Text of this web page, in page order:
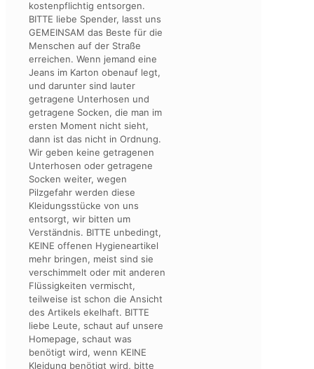
kostenpflichtig entsorgen.
BITTE liebe Spender, lasst uns
GEMEINSAM das Beste für die
Menschen auf der Straße
erreichen. Wenn jemand eine
Jeans im Karton obenauf legt,
und darunter sind lauter
getragene Unterhosen und
getragene Socken, die man im
ersten Moment nicht sieht,
dann ist das nicht in Ordnung.
Wir geben keine getragenen
Unterhosen oder getragene
Socken weiter, wegen
Pilzgefahr werden diese
Kleidungsstücke von uns
entsorgt, wir bitten um
Verständnis. BITTE unbedingt,
KEINE offenen Hygieneartikel
mehr bringen, meist sind sie
verschimmelt oder mit anderen
Flüssigkeiten vermischt,
teilweise ist schon die Ansicht
des Artikels ekelhaft. BITTE
liebe Leute, schaut auf unsere
Homepage, schaut was
benötigt wird, wenn KEINE
Kleidung benötigt wird, bitte